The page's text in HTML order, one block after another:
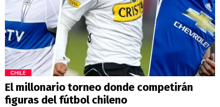
CHILE
El millonario torneo donde competirán
figuras del fútbol chileno